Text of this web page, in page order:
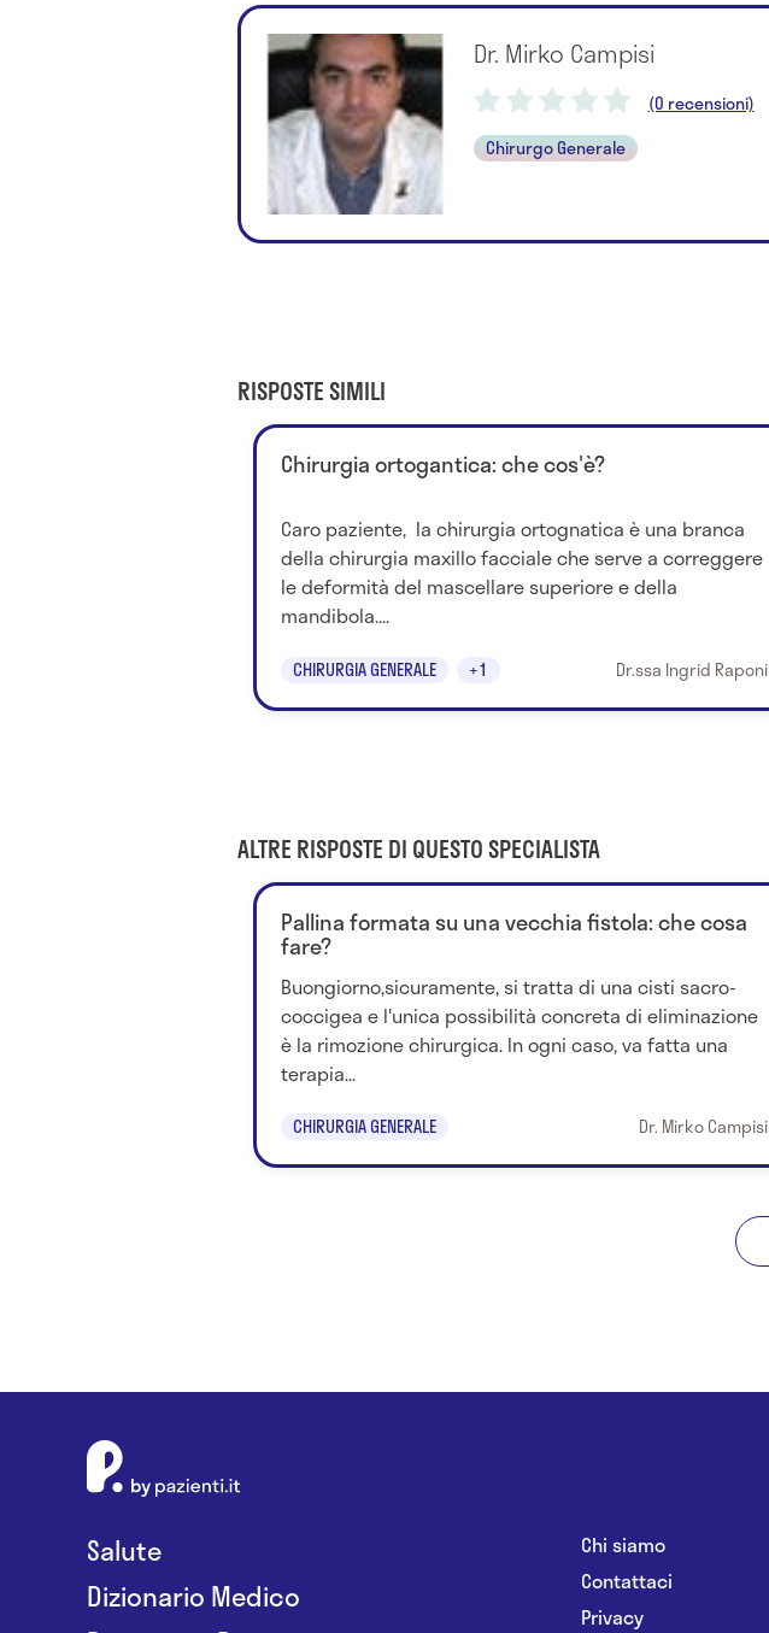
Dr. Mirko Campisi
(0 recensioni)
Chirurgo Generale
RISPOSTE SIMILI
Chirurgia ortogantica: che cos'è?
Caro paziente, la chirurgia ortognatica è una branca
della chirurgia maxillo facciale che serve a correggere
le deformità del mascellare superiore e della
mandibola....
CHIRURGIA GENERALE +1 Dr.ssa Ingrid Raponi
ALTRE RISPOSTE DI QUESTO SPECIALISTA
Pallina formata su una vecchia fistola: che cosa
fare?
Buongiorno,sicuramente, si tratta di una cisti sacro-
coccigea e l'unica possibilità concreta di eliminazione
è la rimozione chirurgica. In ogni caso, va fatta una
terapia...
CHIRURGIA GENERALE Dr. Mirko Campisi
Salute
Dizionario Medico
Chi siamo
Contattaci
Privacy